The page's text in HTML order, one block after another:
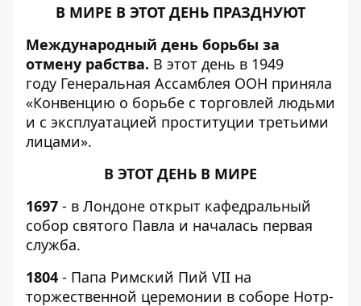
В МИРЕ В ЭТОТ ДЕНЬ ПРАЗДНУЮТ
Международный день борьбы за
отмену рабства. В этот день в 1949
году Генеральная Ассамблея ООН приняла
«Конвенцию о борьбе с торговлей людьми
и с эксплуатацией проституции третьими
лицами».
В ЭТОТ ДЕНЬ В МИРЕ
1697 - в Лондоне открыт кафедральный
собор святого Павла и началась первая
служба.
1804 - Папа Римский Пий VII на
торжественной церемонии в соборе Нотр-